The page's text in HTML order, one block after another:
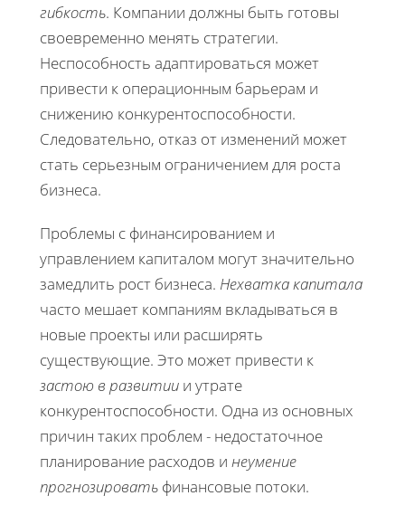
гибкость. Компании должны быть готовы
своевременно менять стратегии.
Неспособность адаптироваться может
привести к операционным барьерам и
снижению конкурентоспособности.
Следовательно, отказ от изменений может
стать серьезным ограничением для роста
бизнеса.
Проблемы с финансированием и
управлением капиталом могут значительно
замедлить рост бизнеса. Нехватка капитала
часто мешает компаниям вкладываться в
новые проекты или расширять
существующие. Это может привести к
застою в развитии и утрате
конкурентоспособности. Одна из основных
причин таких проблем - недостаточное
планирование расходов и неумение
прогнозировать финансовые потоки.